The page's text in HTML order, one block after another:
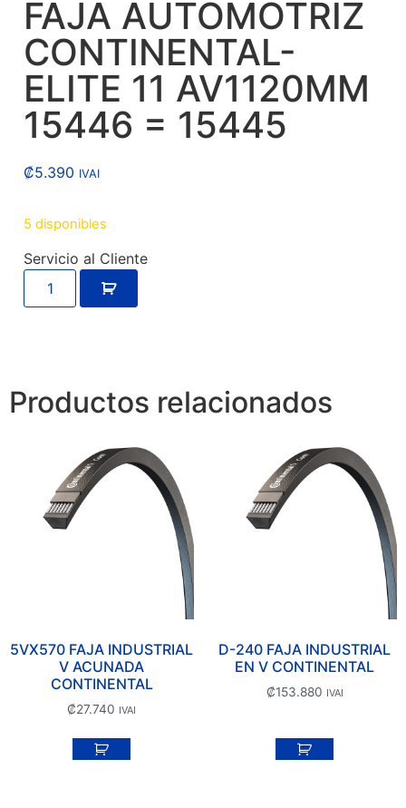
FAJA AUTOMOTRIZ
CONTINENTAL-
ELITE 11 AV1120MM
15446 = 15445
₡5.390 IVAI
5 disponibles
Servicio al Cliente
Productos relacionados
5VX570 FAJA INDUSTRIAL
V ACUNADA
CONTINENTAL
₡27.740 IVAI
D-240 FAJA INDUSTRIAL
EN V CONTINENTAL
₡153.880 IVAI